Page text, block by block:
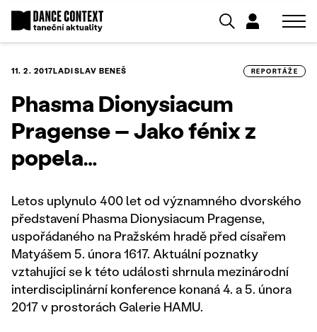
11. 2. 2017LADISLAV BENEŠ REPORTÁŽE
Phasma Dionysiacum
Pragense – Jako fénix z
popela…
Letos uplynulo 400 let od významného dvorského
představení Phasma Dionysiacum Pragense,
uspořádaného na Pražském hradě před císařem
Matyášem 5. února 1617. Aktuální poznatky
vztahující se k této události shrnula mezinárodní
interdisciplinární konference konaná 4. a 5. února
2017 v prostorách Galerie HAMU.